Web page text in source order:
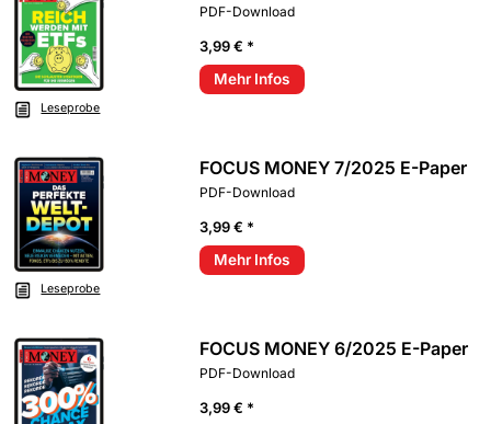
Leseprobe
PDF-Download
3,99 € *
Mehr Infos
Leseprobe
FOCUS MONEY 7/2025 E-Paper
PDF-Download
3,99 € *
Mehr Infos
FOCUS MONEY 6/2025 E-Paper
PDF-Download
3,99 € *